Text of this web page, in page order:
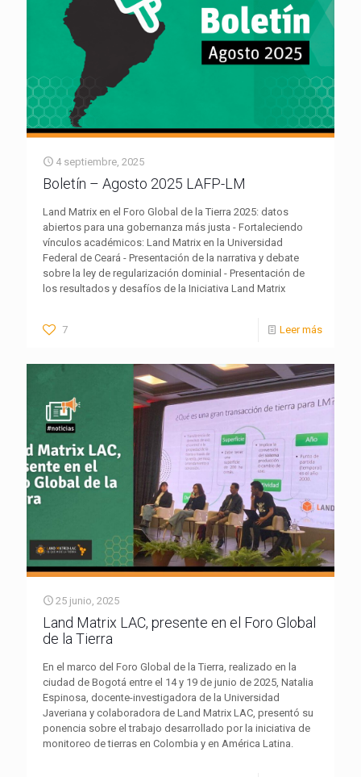
4 septiembre, 2025
Boletín – Agosto 2025 LAFP-LM
Land Matrix en el Foro Global de la Tierra 2025: datos
abiertos para una gobernanza más justa - Fortaleciendo
vínculos académicos: Land Matrix en la Universidad
Federal de Ceará - Presentación de la narrativa y debate
sobre la ley de regularización dominial - Presentación de
los resultados y desafíos de la Iniciativa Land Matrix
7 Leer más
25 junio, 2025
Land Matrix LAC, presente en el Foro Global
de la Tierra
En el marco del Foro Global de la Tierra, realizado en la
ciudad de Bogotá entre el 14 y 19 de junio de 2025, Natalia
Espinosa, docente-investigadora de la Universidad
Javeriana y colaboradora de Land Matrix LAC, presentó su
ponencia sobre el trabajo desarrollado por la iniciativa de
monitoreo de tierras en Colombia y en América Latina.